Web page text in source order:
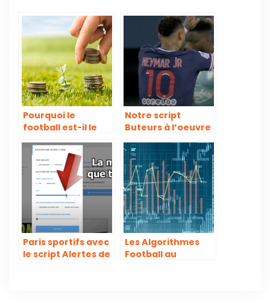
Pourquoi le
football est-il le
sport préféré des
parieurs?
Notre script
Buteurs à l’oeuvre
avec Neymar
Paris sportifs avec
le script Alertes de
Les Algorithmes
Football au